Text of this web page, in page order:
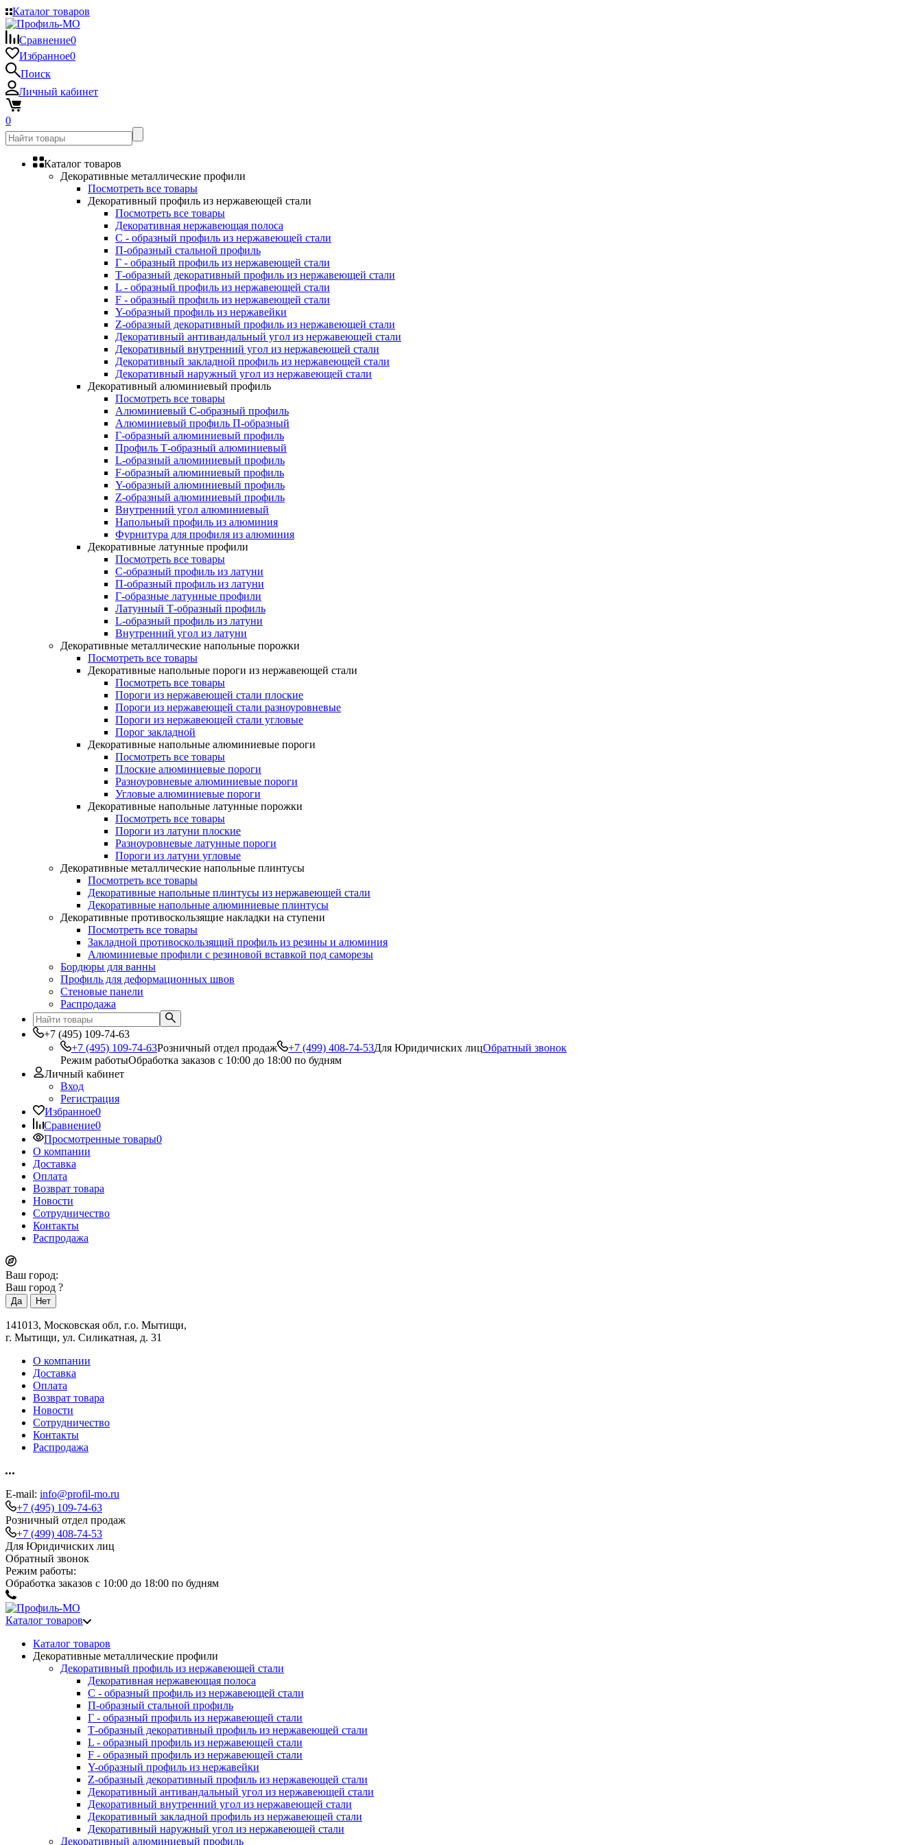
Каталог товаров
Сравнение0
Избранное0
Поиск
Личный кабинет
0
Каталог товаров
Декоративные металлические профили
Посмотреть все товары
Декоративный профиль из нержавеющей стали
Посмотреть все товары
Декоративная нержавеющая полоса
С - образный профиль из нержавеющей стали
П-образный стальной профиль
Г - образный профиль из нержавеющей стали
Т-образный декоративный профиль из нержавеющей стали
L - образный профиль из нержавеющей стали
F - образный профиль из нержавеющей стали
Y-образный профиль из нержавейки
Z-образный декоративный профиль из нержавеющей стали
Декоративный антивандальный угол из нержавеющей стали
Декоративный внутренний угол из нержавеющей стали
Декоративный закладной профиль из нержавеющей стали
Декоративный наружный угол из нержавеющей стали
Декоративный алюминиевый профиль
Посмотреть все товары
Алюминиевый С-образный профиль
Алюминиевый профиль П-образный
Г-образный алюминиевый профиль
Профиль Т-образный алюминиевый
L-образный алюминиевый профиль
F-образный алюминиевый профиль
Y-образный алюминиевый профиль
Z-образный алюминиевый профиль
Внутренний угол алюминиевый
Напольный профиль из алюминия
Фурнитура для профиля из алюминия
Декоративные латунные профили
Посмотреть все товары
C-образный профиль из латуни
П-образный профиль из латуни
Г-образные латунные профили
Латунный Т-образный профиль
L-образный профиль из латуни
Внутренний угол из латуни
Декоративные металлические напольные порожки
Посмотреть все товары
Декоративные напольные пороги из нержавеющей стали
Посмотреть все товары
Пороги из нержавеющей стали плоские
Пороги из нержавеющей стали разноуровневые
Пороги из нержавеющей стали угловые
Порог закладной
Декоративные напольные алюминиевые пороги
Посмотреть все товары
Плоские алюминиевые пороги
Разноуровневые алюминиевые пороги
Угловые алюминиевые пороги
Декоративные напольные латунные порожки
Посмотреть все товары
Пороги из латуни плоские
Разноуровневые латунные пороги
Пороги из латуни угловые
Декоративные металлические напольные плинтусы
Посмотреть все товары
Декоративные напольные плинтусы из нержавеющей стали
Декоративные напольные алюминиевые плинтусы
Декоративные противоскользящие накладки на ступени
Посмотреть все товары
Закладной противоскользящий профиль из резины и алюминия
Алюминиевые профили с резиновой вставкой под саморезы
Бордюры для ванны
Профиль для деформационных швов
Стеновые панели
Распродажа
+7 (495) 109-74-63
+7 (495) 109-74-63Розничный отдел продаж +7 (499) 408-74-53Для Юридичиских лицОбратный звонок
Режим работыОбработка заказов с 10:00 до 18:00 по будням
Личный кабинет
Вход
Регистрация
Избранное0
Сравнение0
Просмотренные товары0
О компании
Доставка
Оплата
Возврат товара
Новости
Сотрудничество
Контакты
Распродажа
Ваш город:
Ваш город ?
141013, Московская обл, г.о. Мытищи,
г. Мытищи, ул. Силикатная, д. 31
О компании
Доставка
Оплата
Возврат товара
Новости
Сотрудничество
Контакты
Распродажа
E-mail: info@profil-mo.ru
+7 (495) 109-74-63
Розничный отдел продаж
+7 (499) 408-74-53
Для Юридичиских лиц
Обратный звонок
Режим работы:
Обработка заказов с 10:00 до 18:00 по будням
Каталог товаров
Каталог товаров
Декоративные металлические профили
Декоративный профиль из нержавеющей стали
Декоративная нержавеющая полоса
С - образный профиль из нержавеющей стали
П-образный стальной профиль
Г - образный профиль из нержавеющей стали
Т-образный декоративный профиль из нержавеющей стали
L - образный профиль из нержавеющей стали
F - образный профиль из нержавеющей стали
Y-образный профиль из нержавейки
Z-образный декоративный профиль из нержавеющей стали
Декоративный антивандальный угол из нержавеющей стали
Декоративный внутренний угол из нержавеющей стали
Декоративный закладной профиль из нержавеющей стали
Декоративный наружный угол из нержавеющей стали
Декоративный алюминиевый профиль